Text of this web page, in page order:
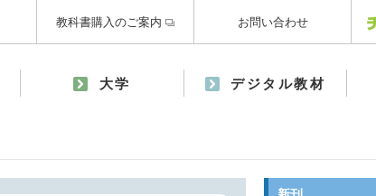
教科書購入のご案内 お問い合わせ
大学 デジタル教材